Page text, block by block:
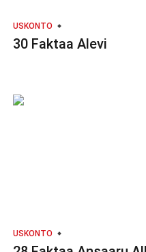
USKONTO
30 Faktaa Alevi
USKONTO